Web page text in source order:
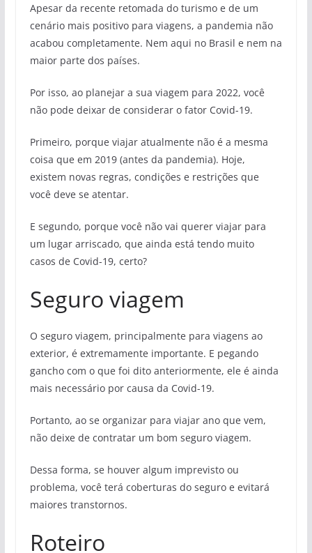
Apesar da recente retomada do turismo e de um
cenário mais positivo para viagens, a pandemia não
acabou completamente. Nem aqui no Brasil e nem na
maior parte dos países.
Por isso, ao planejar a sua viagem para 2022, você
não pode deixar de considerar o fator Covid-19.
Primeiro, porque viajar atualmente não é a mesma
coisa que em 2019 (antes da pandemia). Hoje,
existem novas regras, condições e restrições que
você deve se atentar.
E segundo, porque você não vai querer viajar para
um lugar arriscado, que ainda está tendo muito
casos de Covid-19, certo?
Seguro viagem
O seguro viagem, principalmente para viagens ao
exterior, é extremamente importante. E pegando
gancho com o que foi dito anteriormente, ele é ainda
mais necessário por causa da Covid-19.
Portanto, ao se organizar para viajar ano que vem,
não deixe de contratar um bom seguro viagem.
Dessa forma, se houver algum imprevisto ou
problema, você terá coberturas do seguro e evitará
maiores transtornos.
Roteiro